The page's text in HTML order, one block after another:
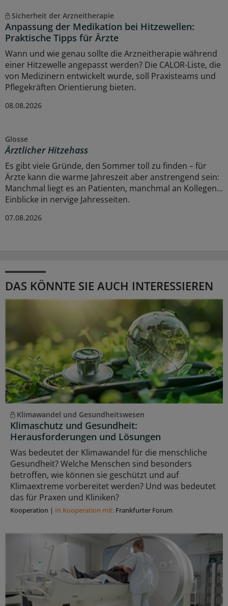
Sicherheit der Arzneitherapie
Anpassung der Medikation bei Hitzewellen:
Praktische Tipps für Ärzte
Wann und wie genau sollte die Arzneitherapie während
einer Hitzewelle angepasst werden? Die CALOR-Liste, die
von Medizinern entwickelt wurde, soll Praxisteams und
Pflegekräften Orientierung bieten.
08.08.2026
Glosse
Ärztlicher Hitzehass
Es gibt viele Gründe, den Sommer toll zu finden – für
Ärzte kann die warme Jahreszeit aber anstrengend sein:
Manchmal liegt es an Patienten, manchmal an Kollegen...
Einblicke in nervige Jahresseiten.
07.08.2026
DAS KÖNNTE SIE AUCH INTERESSIEREN
Klimawandel und Gesundheitswesen
Klimaschutz und Gesundheit:
Herausforderungen und Lösungen
Was bedeutet der Klimawandel für die menschliche
Gesundheit? Welche Menschen sind besonders
betroffen, wie können sie geschützt und auf
Klimaextreme vorbereitet werden? Und was bedeutet
das für Praxen und Kliniken?
Kooperation | In Kooperation mit: Frankfurter Forum